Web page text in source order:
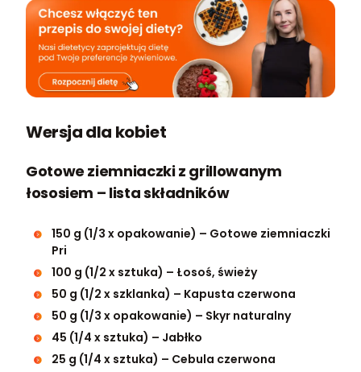
Wersja dla kobiet
Gotowe ziemniaczki z grillowanym
łososiem – lista składników
150 g (1/3 x opakowanie) – Gotowe ziemniaczki
Pri
100 g (1/2 x sztuka) – Łosoś, świeży
50 g (1/2 x szklanka) – Kapusta czerwona
50 g (1/3 x opakowanie) – Skyr naturalny
45 (1/4 x sztuka) – Jabłko
25 g (1/4 x sztuka) – Cebula czerwona